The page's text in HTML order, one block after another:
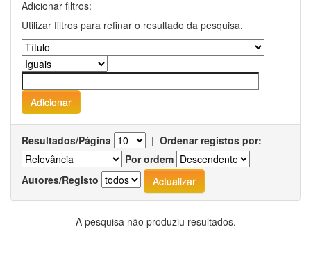
Adicionar filtros:
Utilizar filtros para refinar o resultado da pesquisa.
Resultados/Página | Ordenar registos por:
Por ordem
Autores/Registo
A pesquisa não produziu resultados.